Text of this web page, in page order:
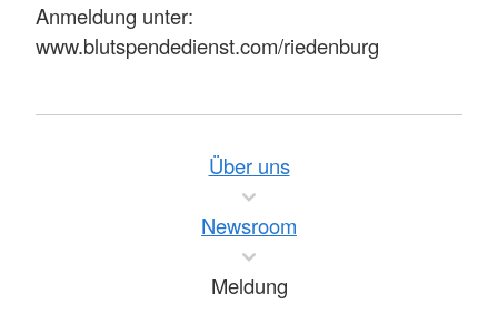
Anmeldung unter:
www.blutspendedienst.com/riedenburg
Über uns
Newsroom
Meldung